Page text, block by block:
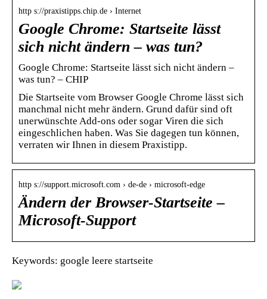
http s://praxistipps.chip.de › Internet
Google Chrome: Startseite lässt
sich nicht ändern – was tun?
Google Chrome: Startseite lässt sich nicht ändern –
was tun? – CHIP
Die Startseite vom Browser Google Chrome lässt sich
manchmal nicht mehr ändern. Grund dafür sind oft
unerwünschte Add-ons oder sogar Viren die sich
eingeschlichen haben. Was Sie dagegen tun können,
verraten wir Ihnen in diesem Praxistipp.
http s://support.microsoft.com › de-de › microsoft-edge
Ändern der Browser-Startseite –
Microsoft-Support
Keywords: google leere startseite